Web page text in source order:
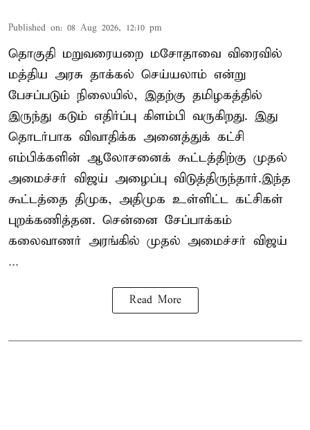
Published on: 08 Aug 2026, 12:10 pm
தொகுதி மறுவரையறை மசோதாவை விரைவில்
மத்திய அரசு தாக்கல் செய்யலாம் என்று
பேசப்படும் நிலையில், இதற்கு தமிழகத்தில்
இருந்து கடும் எதிர்ப்பு கிளம்பி வருகிறது. இது
தொடர்பாக விவாதிக்க அனைத்துக் கட்சி
எம்பிக்களின் ஆலோசனைக் கூட்டத்திற்கு முதல்
அமைச்சர் விஜய் அழைப்பு விடுத்திருந்தார்.இந்த
கூட்டத்தை திமுக, அதிமுக உள்ளிட்ட கட்சிகள்
புறக்கணித்தன. சென்னை சேப்பாக்கம்
கலைவாணர் அரங்கில் முதல் அமைச்சர் விஜய்
...
Read More